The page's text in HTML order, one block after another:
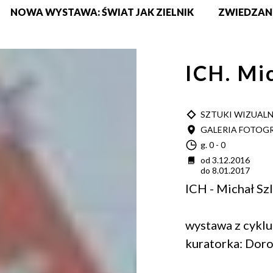
NOWA WYSTAWA: ŚWIAT JAK ZIELNIK
ICH.
TYPSZTUKI
MIEJSCE
GALERIA
Godzinag. 0 - 0
Dataod 3.12.2016
do 8.01.2017
ICH - Michał
wystawa z
kuratorka: